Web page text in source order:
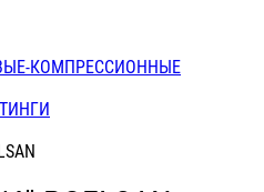
КОМПРЕССИОННЫЕ